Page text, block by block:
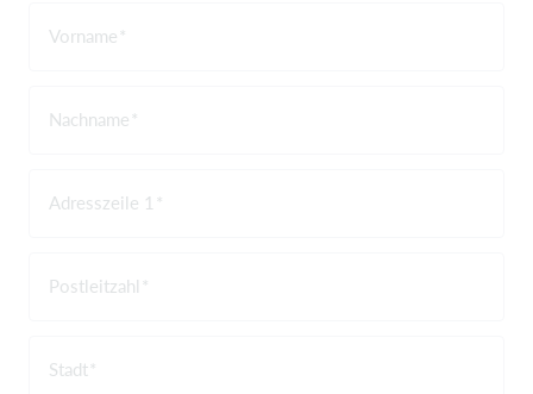
Vorname
Nachname
Adresszeile 1
Postleitzahl
Stadt